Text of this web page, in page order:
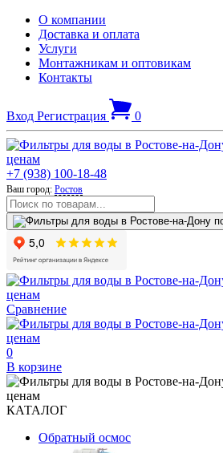
О компании
Доставка и оплата
Услуги
Монтажникам и оптовикам
Контакты
Вход Регистрация 0
+7 (938) 100-18-48
Ваш город: Ростов
Сравнение
0
В корзине
КАТАЛОГ
Обратный осмос